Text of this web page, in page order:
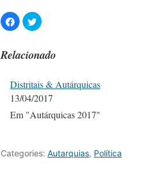
Relacionado
Distritais & Autárquicas
13/04/2017
Em "Autárquicas 2017"
Categories: Autarquias, Política